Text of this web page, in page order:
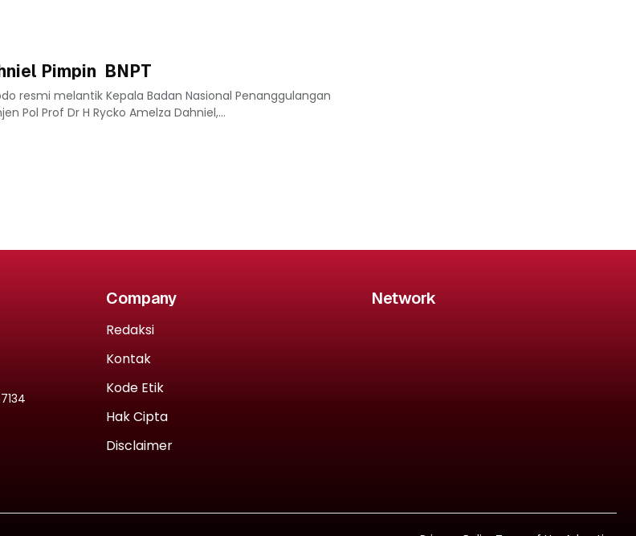
Pimpin BNPT
resmi melantik Kepala Badan Nasional Penanggulangan
Pol Prof Dr H Rycko Amelza Dahniel,...
Company
Redaksi
Kontak
Kode Etik
Hak Cipta
Disclaimer
Network